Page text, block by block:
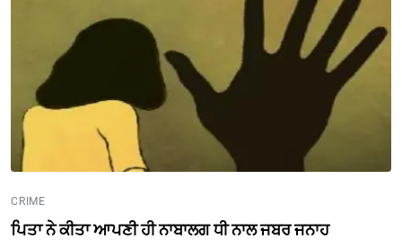
CRIME
ਪਿਤਾ ਨੇ ਕੀਤਾ ਆਪਣੀ ਹੀ ਨਾਬਾਲਗ ਧੀ ਨਾਲ ਜਬਰ ਜਨਾਹ